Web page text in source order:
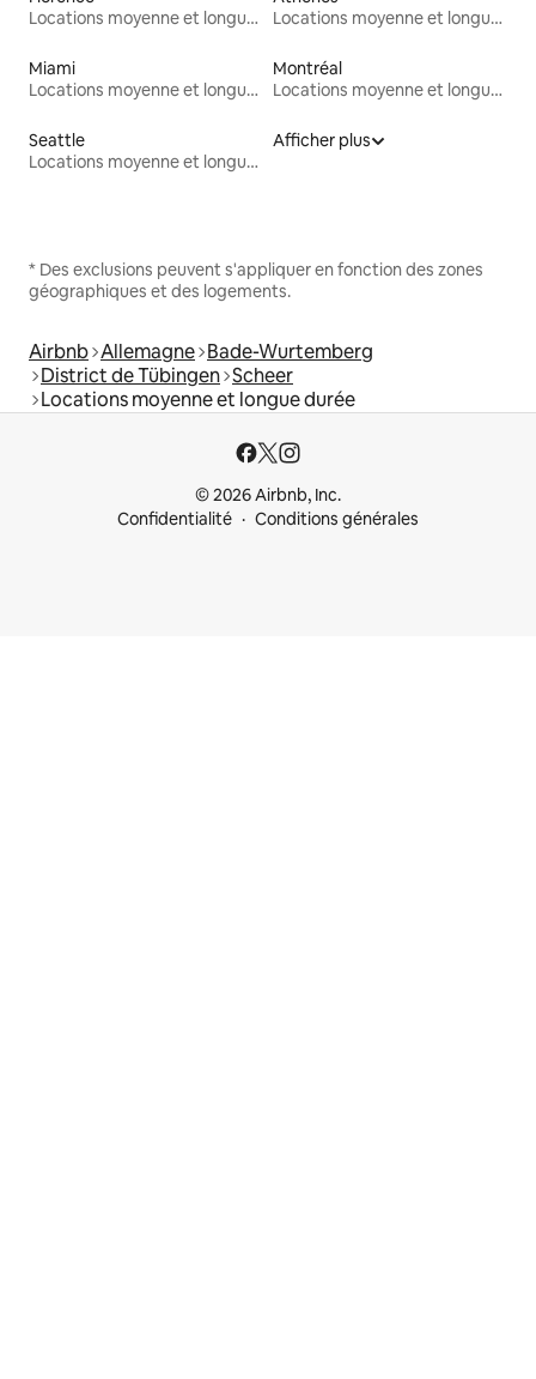
Locations moyenne et longue durée
Locations moyenne et longue durée
Miami
Locations moyenne et longue durée
Montréal
Locations moyenne et longue durée
Seattle
Locations moyenne et longue durée
Afficher plus
* Des exclusions peuvent s'appliquer en fonction des zones
géographiques et des logements.
Airbnb Allemagne Bade-Wurtemberg
District de Tübingen Scheer
Locations moyenne et longue durée
© 2026 Airbnb, Inc.
Confidentialité
Conditions générales